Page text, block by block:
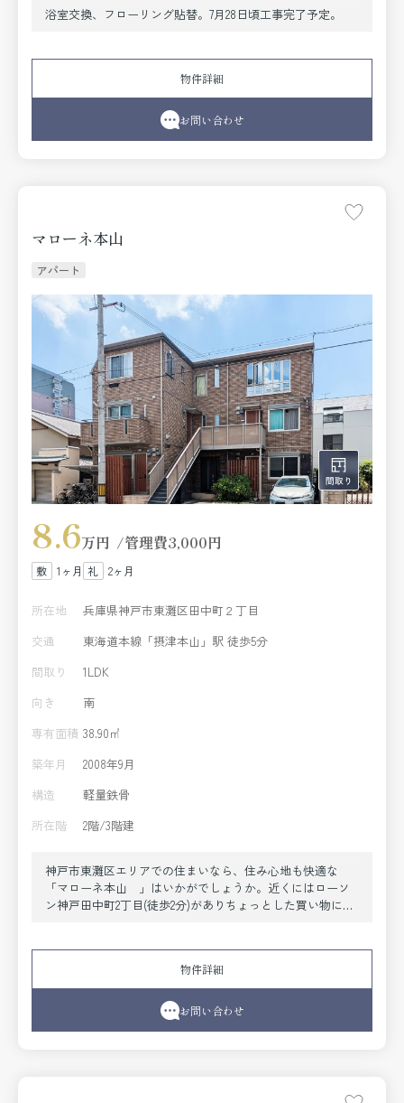
浴室交換、フローリング貼替。7月28日頃工事完了予定。
物件詳細
お問い合わせ
マローネ本山
アパート
8.6万円 管理費3,000円
1ヶ月 2ヶ月
所在地
兵庫県神戸市東灘区田中町２丁目
交通
東海道本線「摂津本山」駅 徒歩5分
間取り
1LDK
向き
南
専有面積 38.90㎡
築年月
2008年9月
構造
軽量鉄骨
所在階
2階/3階建
神戸市東灘区エリアでの住まいなら、住み心地も快適な
「マローネ本山 」はいかがでしょうか。近くにはローソ
ン神戸田中町2丁目(徒歩2分)がありちょっとした買い物に便
燥機のある明るく日当たりの良いきれいな物件です。
物件詳細
お問い合わせ